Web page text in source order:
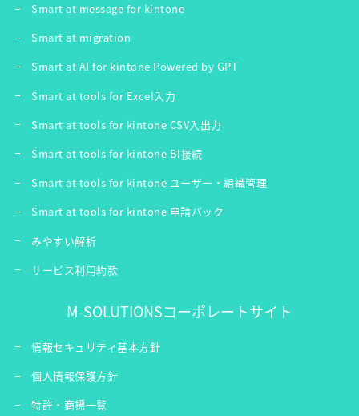
Smart at message for kintone
Smart at migration
Smart at AI for kintone Powered by GPT
Smart at tools for Excel入力
Smart at tools for kintone CSV入出力
Smart at tools for kintone BI接続
Smart at tools for kintone ユーザー・組織管理
Smart at tools for kintone 申請パック
みやすい解析
サービス利用約款
M-SOLUTIONSコーポレートサイト
情報セキュリティ基本方針
個人情報保護方針
特許・商標一覧